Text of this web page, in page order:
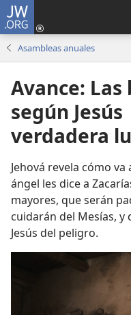
JW.ORG
Asambleas anuales
Avance:
según
verdadera
Jehová revela cómo
ángel les dice a
mayores, que serán
cuidarán del Mesías,
Jesús del peligro.